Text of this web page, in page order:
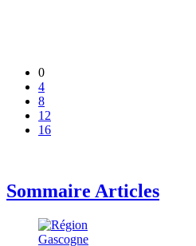
0
4
8
12
16
Sommaire Articles